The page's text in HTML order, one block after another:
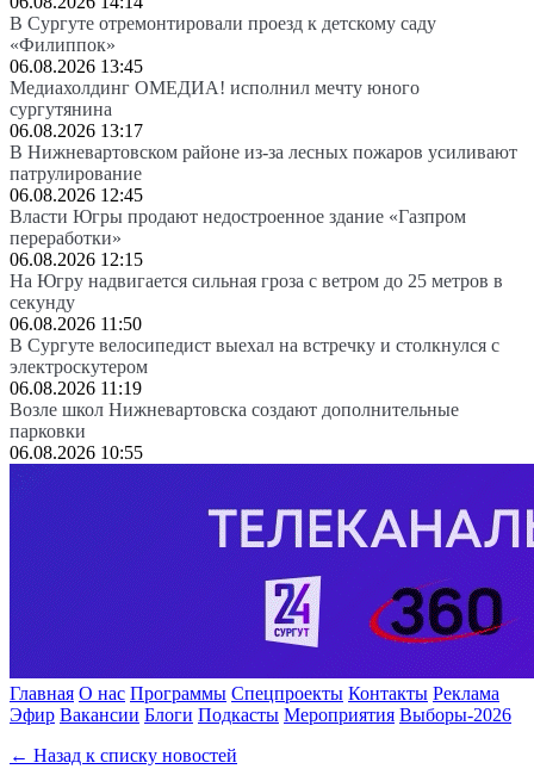
В Сургуте отремонтировали проезд к детскому саду
«Филиппок»
06.08.2026 13:45
Медиахолдинг ОМЕДИА! исполнил мечту юного
сургутянина
06.08.2026 13:17
В Нижневартовском районе из-за лесных пожаров усиливают
патрулирование
06.08.2026 12:45
Власти Югры продают недостроенное здание «Газпром
переработки»
06.08.2026 12:15
На Югру надвигается сильная гроза с ветром до 25 метров в
секунду
06.08.2026 11:50
В Сургуте велосипедист выехал на встречку и столкнулся с
электроскутером
06.08.2026 11:19
Возле школ Нижневартовска создают дополнительные
парковки
06.08.2026 10:55
Главная О нас Программы Спецпроекты Контакты Реклама
Эфир Вакансии Блоги Подкасты Мероприятия Выборы-2026
← Назад к списку новостей